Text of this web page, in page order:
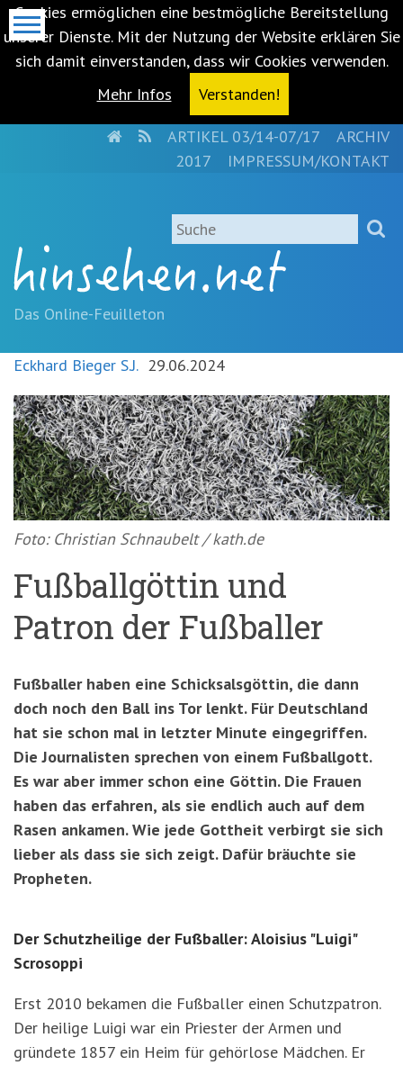
Cookies ermöglichen eine bestmögliche Bereitstellung
unserer Dienste. Mit der Nutzung der Website erklären Sie
sich damit einverstanden, dass wir Cookies verwenden.
Mehr Infos
Verstanden!
springen
(Accesskey
'1')Zur
springen
'3')Zur
Suche
springen
(Accesskey
'2')
HOMERSSARTIKEL 03/14-07/17
ARCHIV
2017
IMPRESSUM/KONTAKT
Suche
Das Online-Feuilleton
Eckhard Bieger S.J. 29.06.2024
Foto: Christian Schnaubelt / kath.de
Fußballgöttin und
Patron der Fußballer
Fußballer haben eine Schicksalsgöttin, die dann
doch noch den Ball ins Tor lenkt. Für Deutschland
hat sie schon mal in letzter Minute eingegriffen.
Die Journalisten sprechen von einem Fußballgott.
Es war aber immer schon eine Göttin. Die Frauen
haben das erfahren, als sie endlich auch auf dem
Rasen ankamen. Wie jede Gottheit verbirgt sie sich
lieber als dass sie sich zeigt. Dafür bräuchte sie
Propheten.
Der Schutzheilige der Fußballer: Aloisius "Luigi"
Scrosoppi
Erst 2010 bekamen die Fußballer einen Schutzpatron.
Der heilige Luigi war ein Priester der Armen und
gründete 1857 ein Heim für gehörlose Mädchen. Er